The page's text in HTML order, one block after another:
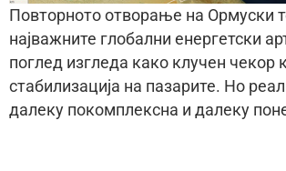
Повторното отворање на Ормуски
најважните глобални енергетски
поглед изгледа како клучен чекор
стабилизација на пазарите. Но
далеку покомплексна и далеку